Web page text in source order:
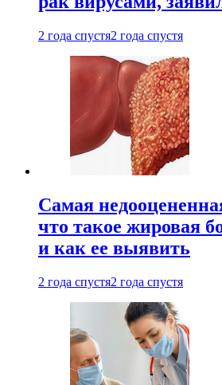
2 года спустя2 года спустя
Самая
что такое жировая
и как ее выявить
2 года спустя2 года спустя